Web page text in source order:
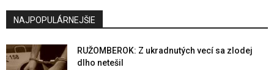
NAJPOPULÁRNEJŠIE
RUŽOMBEROK: Z ukradnutých vecí sa zlodej
dlho netešil